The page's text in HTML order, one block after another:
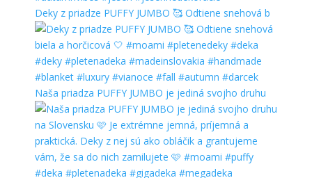
Deky z priadze PUFFY JUMBO 🥰 Odtiene snehová b
Naša priadza PUFFY JUMBO je jediná svojho druhu